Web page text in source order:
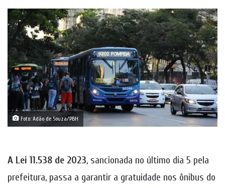
e-
mail
Foto: Adão de Souza/PBH
A Lei 11.538 de 2023, sancionada no último dia 5 pela
prefeitura, passa a garantir a gratuidade nos ônibus do